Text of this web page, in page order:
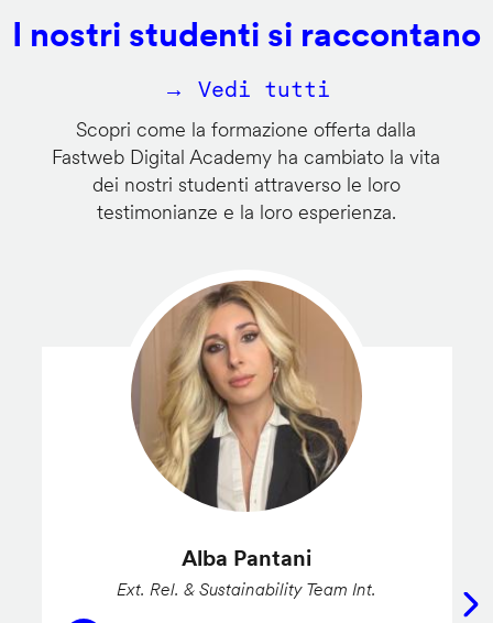
I nostri studenti si raccontano
→ Vedi tutti
Scopri come la formazione offerta dalla
Fastweb Digital Academy ha cambiato la vita
dei nostri studenti attraverso le loro
testimonianze e la loro esperienza.
Alba Pantani
Ext. Rel. & Sustainability Team Int.